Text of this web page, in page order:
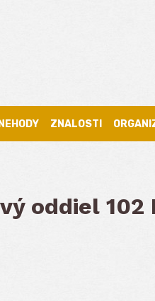
NEHODY ZNALOSTI
oddiel